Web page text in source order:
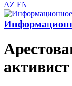
AZ EN